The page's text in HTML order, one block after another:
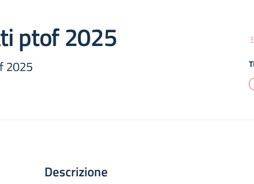
ptof 2025
2025
Descrizione